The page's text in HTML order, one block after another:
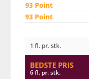
93 Point
93 Point
1 fl. pr. stk.
BEDSTE PRIS
6 fl. pr. stk.